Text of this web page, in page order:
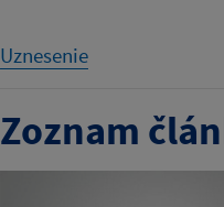
Uznesenie
Zoznam